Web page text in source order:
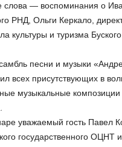
слова — воспоминания о
РНД, Ольги Керкало,
культуры и туризма
песни и музыки
всех присутствующих в
музыкальные композиции
уважаемый гость Павел
государственного ОЦНТ